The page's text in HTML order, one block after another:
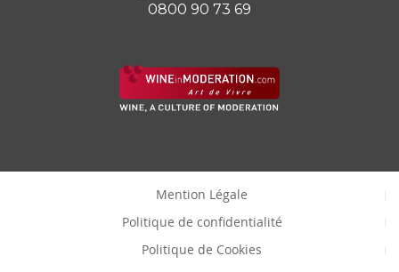
0800 90 73 69
Mention Légale
Politique de confidentialité
Politique de Cookies